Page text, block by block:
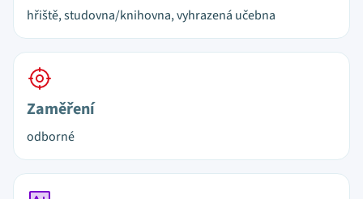
hřiště, studovna/knihovna, vyhrazená učebna
Zaměření
odborné